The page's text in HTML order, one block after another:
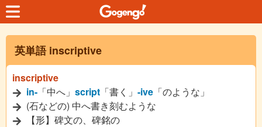
英単語 inscriptive
inscriptive
in- 「中へ」 script 「書く」 -ive 「のような」
(石などの) 中へ書き刻むような
【形】碑文の、碑銘の